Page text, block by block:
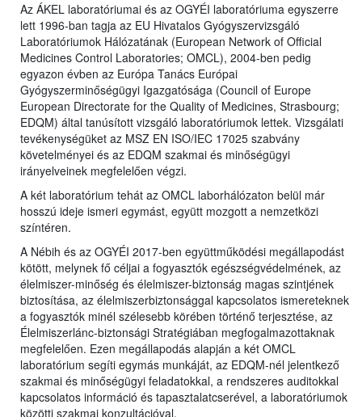
Az ÁKEL laboratóriumai és az OGYÉI laboratóriuma egyszerre
lett 1996-ban tagja az EU Hivatalos Gyógyszervizsgáló
Laboratóriumok Hálózatának (European Network of Official
Medicines Control Laboratories; OMCL), 2004-ben pedig
egyazon évben az Európa Tanács Európai
Gyógyszerminőségügyi Igazgatósága (Council of Europe
European Directorate for the Quality of Medicines, Strasbourg;
EDQM) által tanúsított vizsgáló laboratóriumok lettek. Vizsgálati
tevékenységüket az MSZ EN ISO/IEC 17025 szabvány
követelményei és az EDQM szakmai és minőségügyi
irányelveinek megfelelően végzi.
A két laboratórium tehát az OMCL laborhálózaton belül már
hosszú ideje ismeri egymást, együtt mozgott a nemzetközi
színtéren.
A Nébih és az OGYÉI 2017-ben együttműködési megállapodást
kötött, melynek fő céljai a fogyasztók egészségvédelmének, az
élelmiszer-minőség és élelmiszer-biztonság magas szintjének
biztosítása, az élelmiszerbiztonsággal kapcsolatos ismereteknek
a fogyasztók minél szélesebb körében történő terjesztése, az
Élelmiszerlánc-biztonsági Stratégiában megfogalmazottaknak
megfelelően. Ezen megállapodás alapján a két OMCL
laboratórium segíti egymás munkáját, az EDQM-nél jelentkező
szakmai és minőségügyi feladatokkal, a rendszeres auditokkal
kapcsolatos információ és tapasztalatcserével, a laboratóriumok
közötti szakmai konzultációval.